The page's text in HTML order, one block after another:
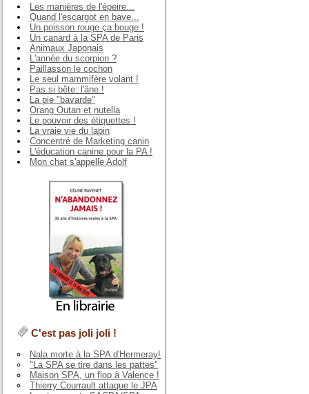
Les manières de l'épeire...
Quand l'escargot en bave...
Un poisson rouge ça bouge !
Un canard à la SPA de Paris
Animaux Japonais
L'année du scorpion ?
Paillasson le cochon
Le seul mammifère volant !
Pas si bête: l'âne !
La pie "bavarde"
Orang Outan et nutella
Le pouvoir des étiquettes !
La vraie vie du lapin
Concentré de Marketing canin
L'éducation canine pour la PA !
Mon chat s'appelle Adolf
C'est pas joli joli !
Nala morte à la SPA d'Hermeray!
"La SPA se tire dans les pattes"
Maison SPA, un flop à Valence !
Thierry Courrault attaque le JPA